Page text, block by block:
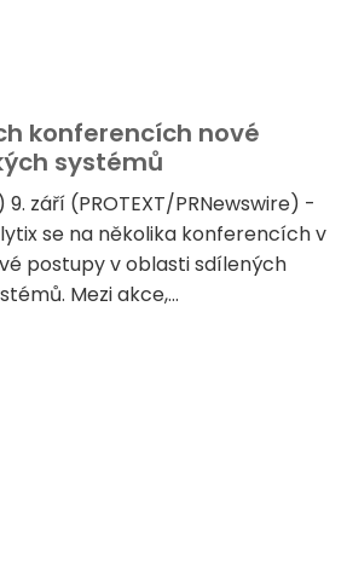
konferencích nové
systémů
září (PROTEXT/PRNewswire) -
se na několika konferencích v
postupy v oblasti sdílených
Mezi akce,...